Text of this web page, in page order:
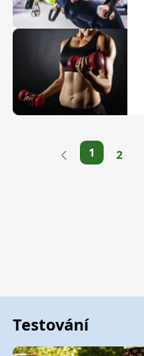
1 2
Testování